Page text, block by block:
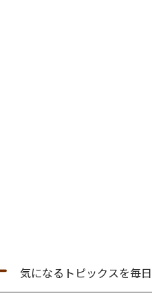
気になるトピックスを毎